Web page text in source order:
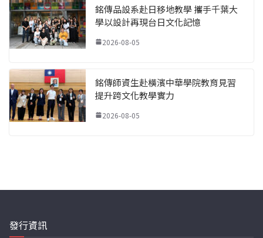
銘傳品設系赴日移地教學 攜手千葉大
學以設計再現台日文化記憶
2026-08-05
銘傳師資生赴橫濱中華學院教育見習
提升跨文化教學實力
2026-08-05
發行資訊